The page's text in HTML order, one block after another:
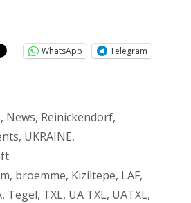
WhatsApp
Telegram
, News, Reinickendorf,
, UKRAINE,
, broemme, Kiziltepe, LAF,
, Tegel, TXL, UA TXL, UATXL,